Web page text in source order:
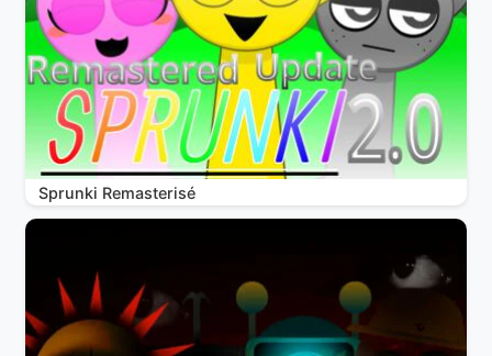
Sprunki Remasterisé